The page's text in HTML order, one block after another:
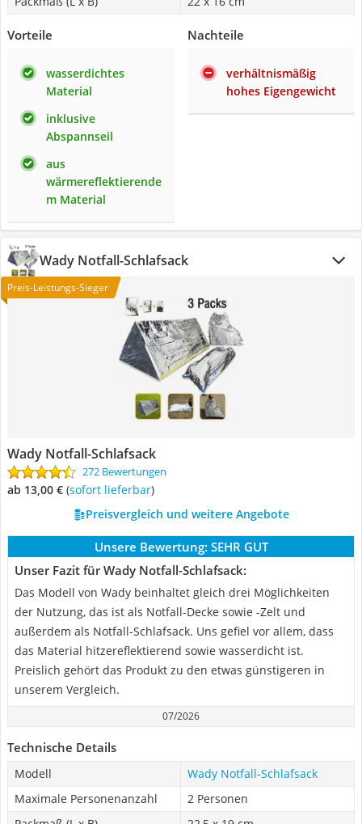
Vorteile
wasserdichtes
Material
inklusive
Abspannseil
aus
wärmereflektierende
m Material
Nachteile
verhältnismäßig
hohes Eigengewicht
Wady Notfall-Schlafsack
Preis-Leistungs-Sieger
Wady Notfall-Schlafsack
272 Bewertungen
ab 13,00 € ( Sofort lieferbar)
Preisvergleich und weitere Angebote
Unsere Bewertung: SEHR GUT
Unser Fazit für Wady Notfall-Schlafsack:
Das Modell von Wady beinhaltet gleich drei Möglichkeiten
der Nutzung, das ist als Notfall-Decke sowie -Zelt und
außerdem als Notfall-Schlafsack. Uns gefiel vor allem, dass
das Material hitzereflektierend sowie wasserdicht ist.
Preislich gehört das Produkt zu den etwas günstigeren in
unserem Vergleich.
07/2026
Technische Details
Modell
Wady Notfall-Schlafsack
Maximale Personenanzahl
2 Personen